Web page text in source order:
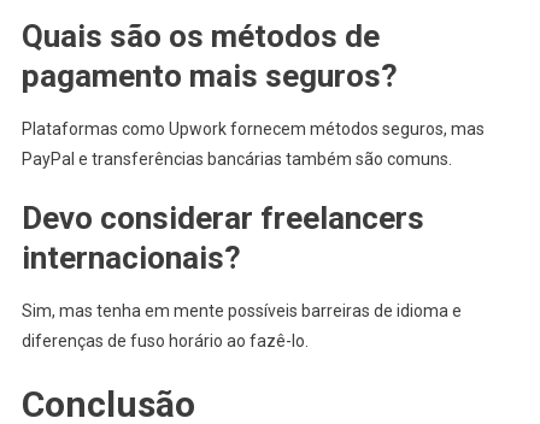
Quais são os métodos de
pagamento mais seguros?
Plataformas como Upwork fornecem métodos seguros, mas
PayPal e transferências bancárias também são comuns.
Devo considerar freelancers
internacionais?
Sim, mas tenha em mente possíveis barreiras de idioma e
diferenças de fuso horário ao fazê-lo.
Conclusão